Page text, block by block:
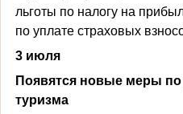
льготы по налогу на
по уплате страховых
3 июля
Появятся новые меры по
туризма